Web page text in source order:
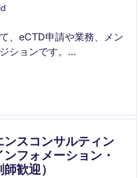
、eCTD申請や業務、メン
ションです。
ントと密に連携しなが
ェクトの品質・納期・コ
ンスコンサルティン
フォメーション・
歓迎）